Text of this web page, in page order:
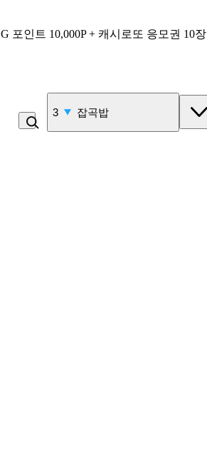
G 포인트 10,000P + 캐시로또 응모권 10장
3 잡곡밥